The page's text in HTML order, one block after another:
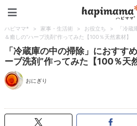
ハピママ* > 家事・生活術 > お役立ち >
「冷
＆癒しの“ハーブ洗剤”作ってみた【100％天然素材】
「冷蔵庫の中の掃除」におすす
ーブ洗剤”作ってみた【100％天
おにぎり